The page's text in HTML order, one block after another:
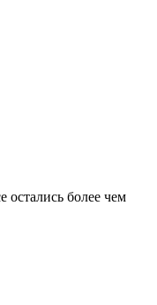
остались более чем